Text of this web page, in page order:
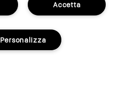
3.5g Accetta
Personalizza